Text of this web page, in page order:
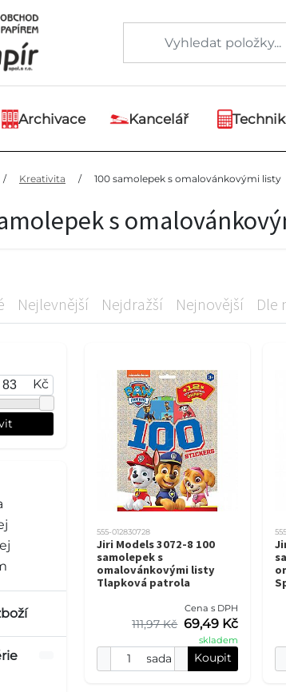
Archivace Kancelář
/ Kreativita / 100 samolepek s omalovánkovými listy
s
Nejlevnější Nejdražší Nejnovější Dle
Kč
555-012830728
Jiri Models 3072-8 100
samolepek s
omalovánkovými listy
Tlapková patrola
Cena s DPH
111,97 Kč 69,49 Kč
skladem
sada Koupit